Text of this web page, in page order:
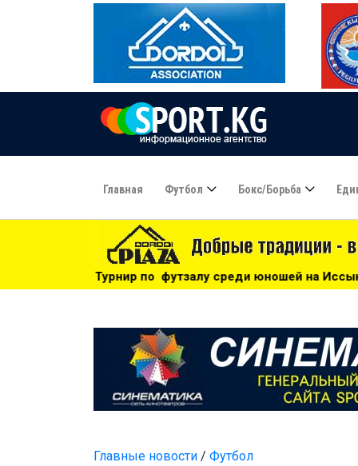
Главная Футбол Бокс/борьба
футзалу среди юношей на Иссык-Куле: «Бишкек» -
Главные новости / Футбол